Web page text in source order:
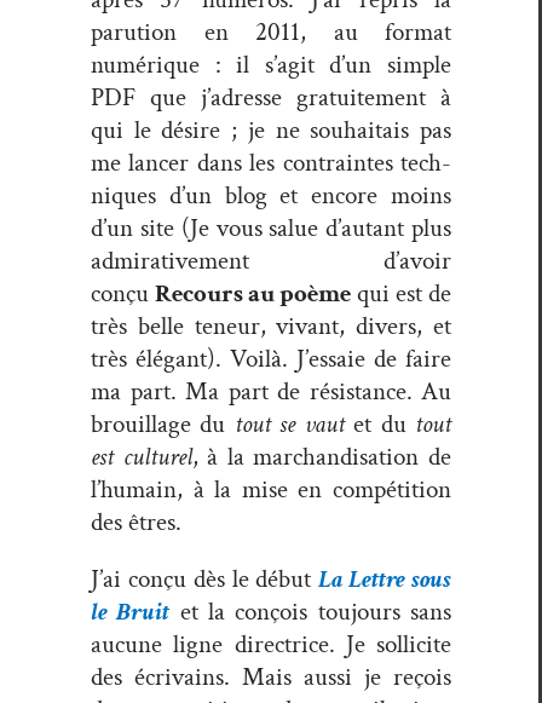
paru­tion en 2011, au for­mat
numérique : il s’ag­it d’un sim­ple
PDF que j’adresse gra­tu­ite­ment à
qui le désire ; je ne souhaitais pas
me lancer dans les con­traintes tech­
niques d’un blog et encore moins
d’un site (Je vous salue d’au­tant plus
admi­ra­tive­ment d’avoir
conçuRecours au poèmequi est de
très belle teneur, vivant, divers, et
très élé­gant). Voilà. J’essaie de faire
ma part. Ma part de résis­tance. Au
brouil­lage du tout se vautet du tout
est cul­turel, à la marchan­di­s­a­tion de
l’humain, à la mise en com­péti­tion
des êtres.
J’ai conçu dès le débutLa Let­tre sous
le Bruitet la conçois tou­jours sans
aucune ligne direc­trice. Je sol­licite
des écrivains. Mais aus­si je reçois